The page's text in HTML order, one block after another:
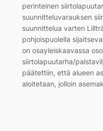
perinteinen
suunnitteluvarauksen
suunnittelua varten
pohjoispuolella
on osayleiskaavassa
siirtolapuutarha/
päätettiin, että alueen
aloitetaan, jolloin